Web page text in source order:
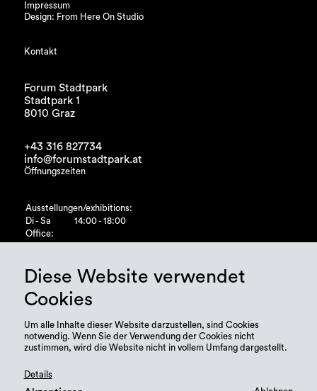
Impressum
Design: From Here On Studio
Kontakt
Forum Stadtpark
Stadtpark 1
8010 Graz
+43 316 827734
info@forumstadtpark.at
Öffnungszeiten
Ausstellungen/exhibitions:
Di - Sa
14:00 - 18:00
Office:
Diese Website verwendet
Cookies
Um alle Inhalte dieser Website darzustellen, sind Cookies
notwendig. Wenn Sie der Verwendung der Cookies nicht
zustimmen, wird die Website nicht in vollem Umfang dargestellt.
Details